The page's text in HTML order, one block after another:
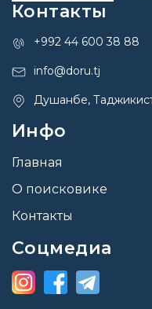
Контакты
+992 44 600 38 88
info@doru.tj
Душанбе,
Инфо
Главная
О поисковике
Контакты
Соцмедиа